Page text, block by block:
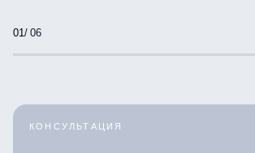
/ 06
КОНСУЛЬТАЦИЯ